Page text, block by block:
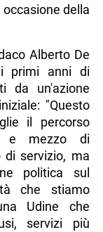
della
Alberto De
primi anni di
da un'azione
"Questo
il percorso
e mezzo di
di servizio, ma
politica sul
che stiamo
Udine che
servizi più